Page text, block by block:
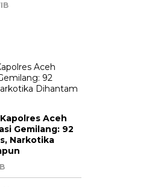
Aceh
Gemilang: 92
Narkotika